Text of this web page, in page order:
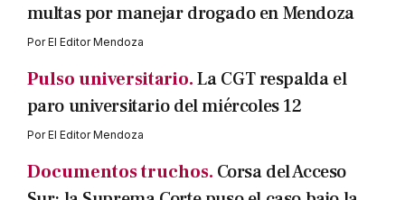
multas por manejar drogado en Mendoza
PorEl Editor Mendoza
Pulso universitario.La CGT respalda el
paro universitario del miércoles 12
PorEl Editor Mendoza
Documentos truchos. Corsa del Acceso